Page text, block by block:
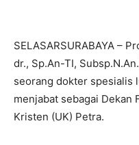
SELASARSURABAYA –
dr., Sp.An-TI,
seorang dokter spesialis
menjabat sebagai Dekan
Kristen (UK) Petra.